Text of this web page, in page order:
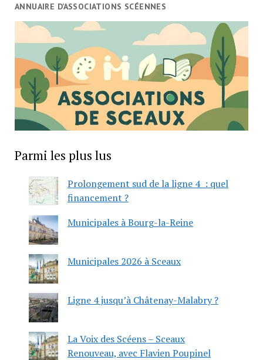
ANNUAIRE D’ASSOCIATIONS SCÉENNES
Parmi les plus lus
Prolongement sud de la ligne 4 : quel
financement ?
Municipales à Bourg-la-Reine
Municipales 2026 à Sceaux
Ligne 4 jusqu’à Châtenay-Malabry ?
La Voix des Scéens – Sceaux
Renouveau, avec Flavien Poupinel